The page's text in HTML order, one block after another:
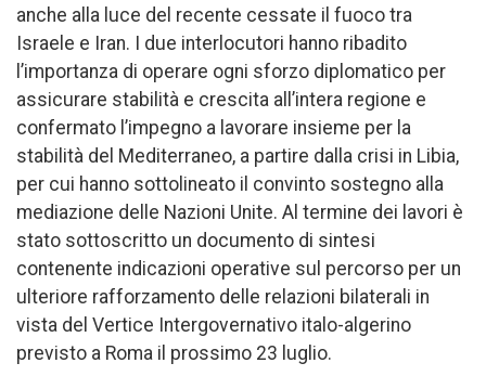
anche alla luce del recente cessate il fuoco tra
Israele e Iran. I due interlocutori hanno ribadito
l’importanza di operare ogni sforzo diplomatico per
assicurare stabilità e crescita all’intera regione e
confermato l’impegno a lavorare insieme per la
stabilità del Mediterraneo, a partire dalla crisi in Libia,
per cui hanno sottolineato il convinto sostegno alla
mediazione delle Nazioni Unite. Al termine dei lavori è
stato sottoscritto un documento di sintesi
contenente indicazioni operative sul percorso per un
ulteriore rafforzamento delle relazioni bilaterali in
vista del Vertice Intergovernativo italo-algerino
previsto a Roma il prossimo 23 luglio.